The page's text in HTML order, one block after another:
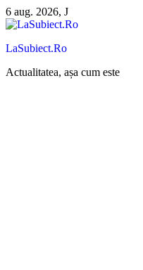
Sari
la
6 aug. 2026, J
LaSubiect.Ro
Actualitatea, așa cum este